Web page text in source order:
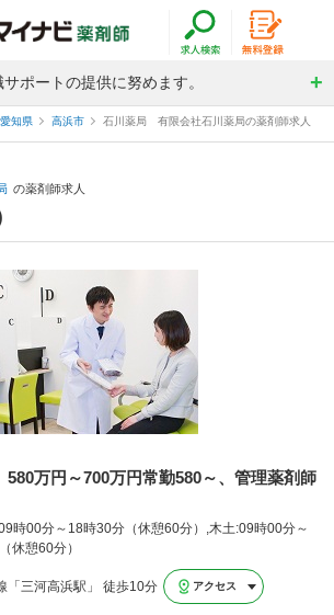
ポートの提供に努めます。
愛知県 高浜市 石川薬局 有限会社石川薬局の薬剤師求人
の薬剤師求人
580万円～700万円常勤580～、管理薬剤師
時00分～18時30分（休憩60分）,木土:09時00分～
休憩60分）
「三河高浜駅」 徒歩10分 アクセス